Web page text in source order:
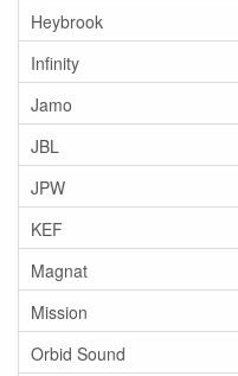
Heybrook
Infinity
Jamo
JBL
JPW
KEF
Magnat
Mission
Orbid Sound